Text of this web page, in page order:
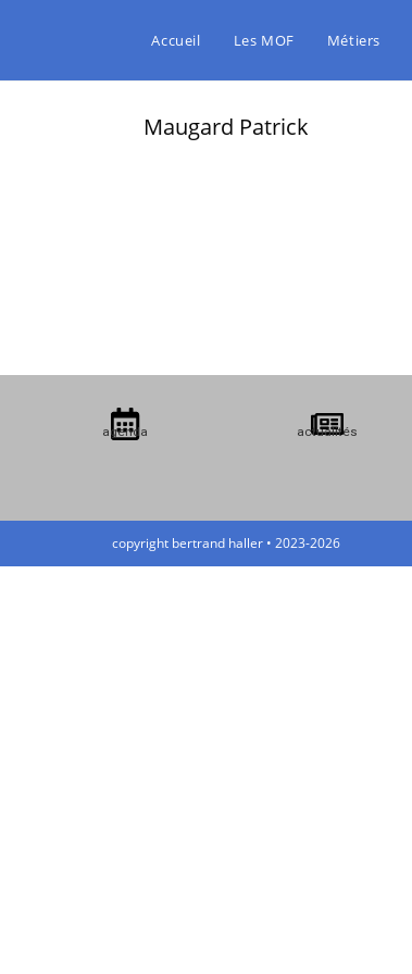
Accueil Les MOF Métiers
Maugard Patrick
agenda actualités
copyright bertrand haller • 2023-2026